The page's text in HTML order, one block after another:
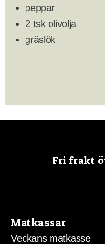
peppar
2 tsk olivolja
gräslök
Fri frakt
Matkassar
Veckans matkasse